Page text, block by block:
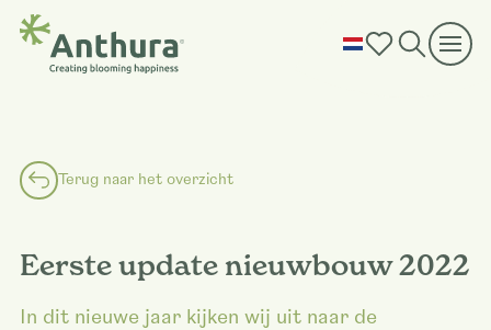
Terug naar het overzicht
Eerste update nieuwbouw 2022
In dit nieuwe jaar kijken wij uit naar de